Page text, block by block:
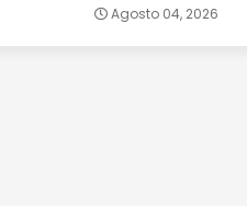
Agosto 04, 2026